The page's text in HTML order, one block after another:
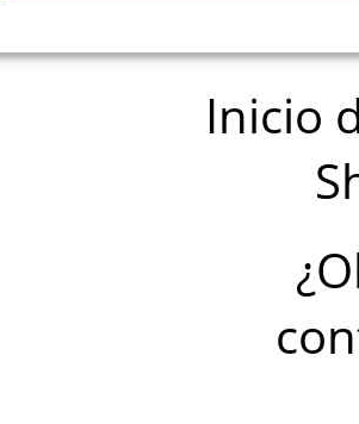
Inicio